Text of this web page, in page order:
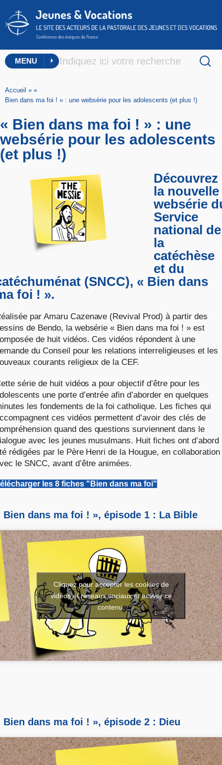
MENU
Accueil » «
Bien dans ma foi ! » : une websérie pour les adolescents (et plus !)
« Bien dans ma foi ! » : une
websérie pour les adolescents
(et plus !)
Découvrez
la nouvelle
websérie
Service
national de
la
catéchèse
et du
(SNCC), « Bien dans
foi ! ».
par Amaru Cazenave (Revival Prod) à partir des
de Bendo, la websérie « Bien dans ma foi ! » est
de huit vidéos. Ces vidéos répondent à une
du Conseil pour les relations interreligieuses et les
courants religieux de la CEF.
série de huit vidéos a pour objectif d’être pour les
une porte d’entrée afin d’aborder en quelques
les fondements de la foi catholique. Les fiches qui
ces vidéos permettent d’avoir des clés de
quand des questions surviennent dans le
avec les jeunes musulmans. Huit fiches ont d’abord
rédigées par le Père Henri de la Hougue, en collaboration
le SNCC, avant d’être animées.
les 8 fiches "Bien dans ma foi"
Bien dans ma foi ! », épisode 1 : La Bible
Cliquez pour accepter les cookies de
vidéos et réseaux sociaux et activer ce
contenu.
Bien dans ma foi ! », épisode 2 : Dieu